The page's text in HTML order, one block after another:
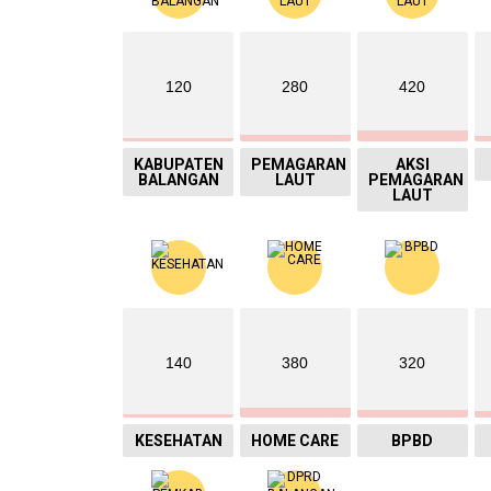
120
KABUPATEN
BALANGAN
280
PEMAGARAN
LAUT
420
AKSI
PEMAGARAN
LAUT
140
KESEHATAN
380
HOME CARE
320
BPBD